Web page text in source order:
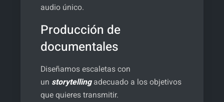
audio único.
Producción de
documentales
Diseñamos escaletas con
un storytellingadecuado a los objetivos
que quieres transmitir.